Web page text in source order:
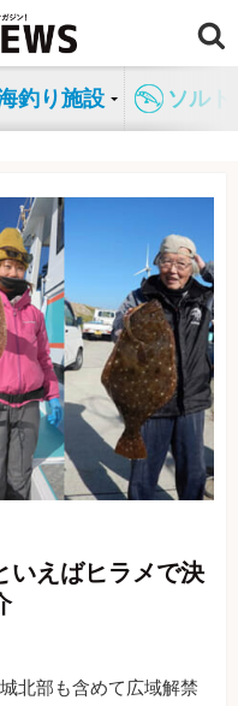
釣り施設 ソル
いえばヒラメで決
北部も含めて広域解禁